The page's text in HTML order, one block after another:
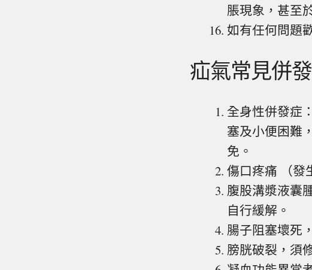
脹現象，甚至
如有任何問題
疝氣常見併
全身性併發症
塞及小便困難
免。
傷口疼痛 （發
腹股溝漿液囊
自行緩解。
腸子阻塞壞死
膀胱破裂，須